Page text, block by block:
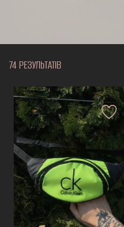
74 РЕЗУЛЬТАТІВ